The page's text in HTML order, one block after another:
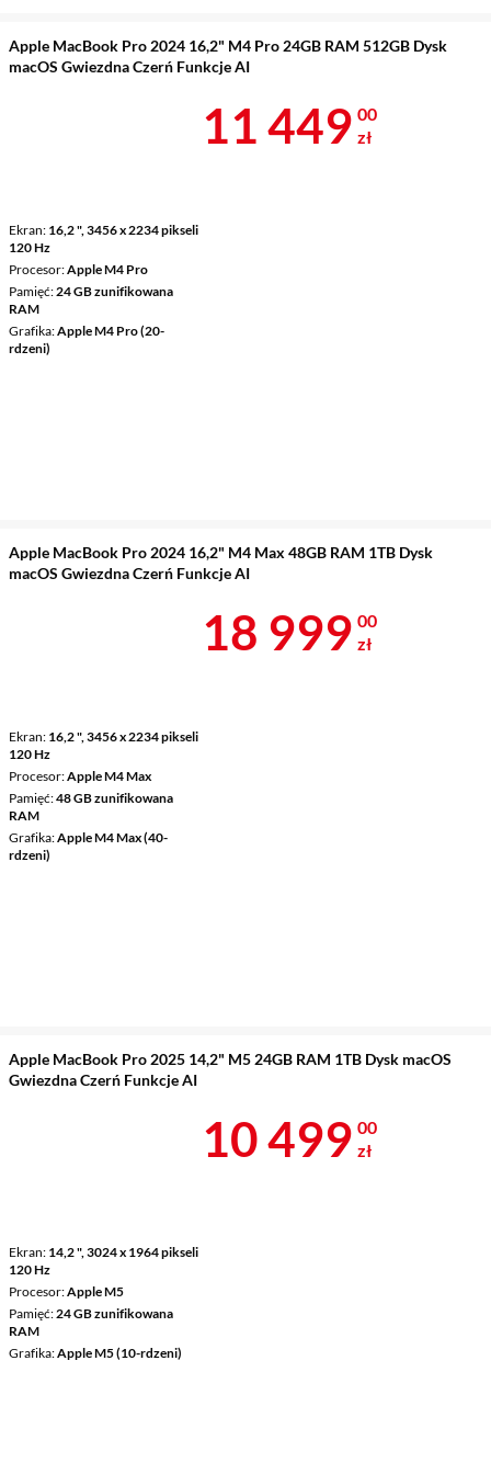
Apple MacBook Pro 2024 16,2" M4 Pro 24GB RAM 512GB Dysk
macOS Gwiezdna Czerń Funkcje AI
Ekran 16,2 ", 3456 x 2234 pikseli
120 Hz
Procesor Apple M4 Pro
Pamięć 24 GB zunifikowana
RAM
Grafika Apple M4 Pro (20-
rdzeni)
Cena 11 449
11 449 00
zł
Apple MacBook Pro 2024 16,2" M4 Max 48GB RAM 1TB Dysk
macOS Gwiezdna Czerń Funkcje AI
Ekran 16,2 ", 3456 x 2234 pikseli
120 Hz
Procesor Apple M4 Max
Pamięć 48 GB zunifikowana
RAM
Grafika Apple M4 Max (40-
rdzeni)
Cena 18 999
18 999 00
zł
Apple MacBook Pro 2025 14,2" M5 24GB RAM 1TB Dysk macOS
Gwiezdna Czerń Funkcje AI
Ekran 14,2 ", 3024 x 1964 pikseli
120 Hz
Procesor Apple M5
Pamięć 24 GB zunifikowana
RAM
Grafika Apple M5 (10-rdzeni)
Cena 10 499
10 499 00
zł